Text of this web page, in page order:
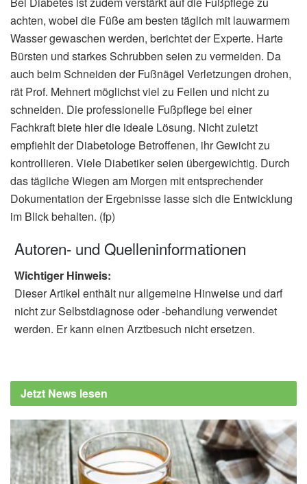
achten, wobei die Füße am besten täglich mit lauwarmem
Wasser gewaschen werden, berichtet der Experte. Harte
Bürsten und starkes Schrubben seien zu vermeiden. Da
auch beim Schneiden der Fußnägel Verletzungen drohen,
rät Prof. Mehnert möglichst viel zu Feilen und nicht zu
schneiden. Die professionelle Fußpflege bei einer
Fachkraft biete hier die ideale Lösung. Nicht zuletzt
empfiehlt der Diabetologe Betroffenen, ihr Gewicht zu
kontrollieren. Viele Diabetiker seien übergewichtig. Durch
das tägliche Wiegen am Morgen mit entsprechender
Dokumentation der Ergebnisse lasse sich die Entwicklung
im Blick behalten. (fp)
Autoren- und Quelleninformationen
Wichtiger Hinweis:
Dieser Artikel enthält nur allgemeine Hinweise und darf
nicht zur Selbstdiagnose oder -behandlung verwendet
werden. Er kann einen Arztbesuch nicht ersetzen.
Jetzt News lesen